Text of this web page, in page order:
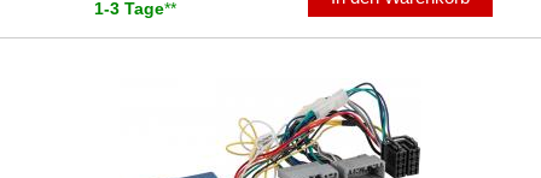
USB-Adapter
1-3 Tage**